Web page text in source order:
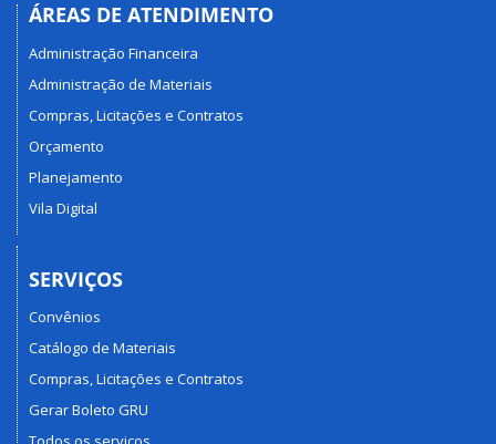
ÁREAS DE ATENDIMENTO
Administração Financeira
Administração de Materiais
Compras, Licitações e Contratos
Orçamento
Planejamento
Vila Digital
SERVIÇOS
Convênios
Catálogo de Materiais
Compras, Licitações e Contratos
Gerar Boleto GRU